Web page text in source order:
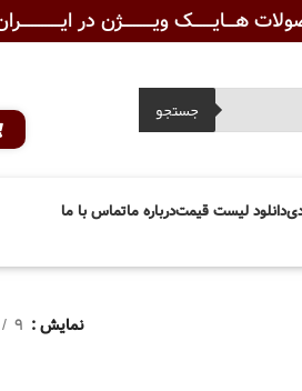
هـــایــــــک ویـــــــــژن در
جستجو
دانلود لیست قیمتدرباره ماتماس با ما
نمایش 9